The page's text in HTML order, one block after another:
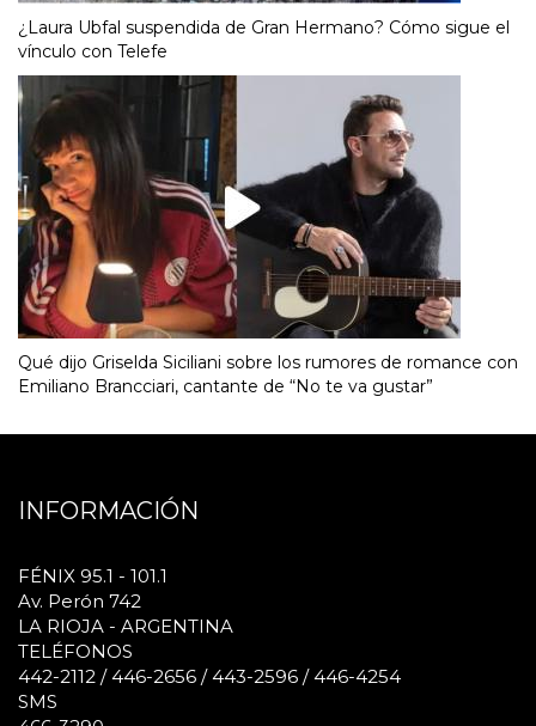
¿Laura Ubfal suspendida de Gran Hermano? Cómo sigue el
vínculo con Telefe
Qué dijo Griselda Siciliani sobre los rumores de romance con
Emiliano Brancciari, cantante de “No te va gustar”
INFORMACIÓN
FÉNIX 95.1 - 101.1
Av. Perón 742
LA RIOJA - ARGENTINA
TELÉFONOS
442-2112 / 446-2656 / 443-2596 / 446-4254
SMS